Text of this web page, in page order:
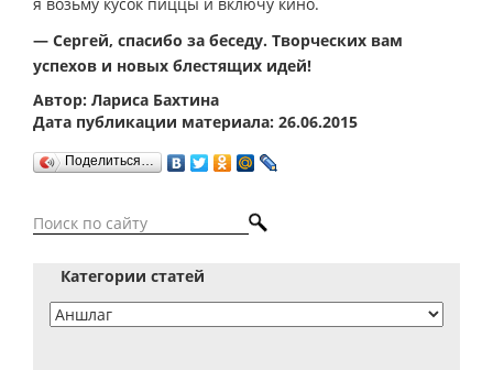
— Сергей, спасибо за беседу. Творческих вам
успехов и новых блестящих идей!
Автор: Лариса Бахтина
Дата публикации материала: 26.06.2015
Поделиться…
Категории статей